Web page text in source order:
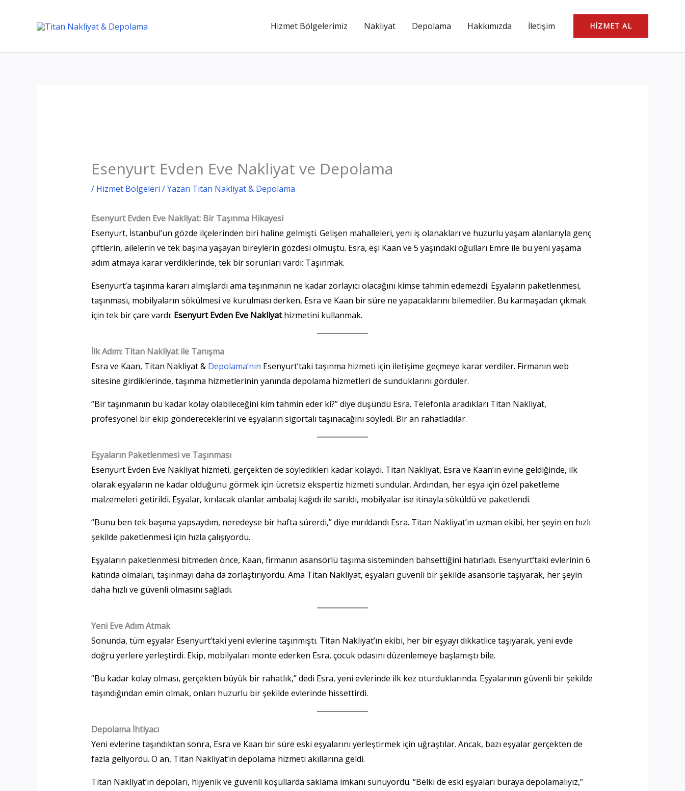
Hizmet Bölgelerimiz Nakliyat Depolama Hakkımızda İletişim HIZMET AL
Esenyurt Evden Eve Nakliyat ve Depolama
/ Hizmet Bölgeleri / Yazan Titan Nakliyat & Depolama
Esenyurt Evden Eve Nakliyat: Bir Taşınma Hikayesi
Esenyurt, İstanbul’un gözde ilçelerinden biri haline gelmişti. Gelişen mahalleleri, yeni iş olanakları ve huzurlu yaşam alanlarıyla genç
çiftlerin, ailelerin ve tek başına yaşayan bireylerin gözdesi olmuştu. Esra, eşi Kaan ve 5 yaşındaki oğulları Emre ile bu yeni yaşama
adım atmaya karar verdiklerinde, tek bir sorunları vardı: Taşınmak.
Esenyurt’a taşınma kararı almışlardı ama taşınmanın ne kadar zorlayıcı olacağını kimse tahmin edemezdi. Eşyaların paketlenmesi,
taşınması, mobilyaların sökülmesi ve kurulması derken, Esra ve Kaan bir süre ne yapacaklarını bilemediler. Bu karmaşadan çıkmak
için tek bir çare vardı: Esenyurt Evden Eve Nakliyathizmetini kullanmak.
İlk Adım: Titan Nakliyat ile Tanışma
Esra ve Kaan, Titan Nakliyat & Depolama’nın Esenyurt’taki taşınma hizmeti için iletişime geçmeye karar verdiler. Firmanın web
sitesine girdiklerinde, taşınma hizmetlerinin yanında depolama hizmetleri de sunduklarını gördüler.
“Bir taşınmanın bu kadar kolay olabileceğini kim tahmin eder ki?” diye düşündü Esra. Telefonla aradıkları Titan Nakliyat,
profesyonel bir ekip göndereceklerini ve eşyaların sigortalı taşınacağını söyledi. Bir an rahatladılar.
Eşyaların Paketlenmesi ve Taşınması
Esenyurt Evden Eve Nakliyat hizmeti, gerçekten de söyledikleri kadar kolaydı. Titan Nakliyat, Esra ve Kaan’ın evine geldiğinde, ilk
olarak eşyaların ne kadar olduğunu görmek için ücretsiz ekspertiz hizmeti sundular. Ardından, her eşya için özel paketleme
malzemeleri getirildi. Eşyalar, kırılacak olanlar ambalaj kağıdı ile sarıldı, mobilyalar ise itinayla söküldü ve paketlendi.
“Bunu ben tek başıma yapsaydım, neredeyse bir hafta sürerdi,” diye mırıldandı Esra. Titan Nakliyat’ın uzman ekibi, her şeyin en hızlı
şekilde paketlenmesi için hızla çalışıyordu.
Eşyaların paketlenmesi bitmeden önce, Kaan, firmanın asansörlü taşıma sisteminden bahsettiğini hatırladı. Esenyurt’taki evlerinin 6.
katında olmaları, taşınmayı daha da zorlaştırıyordu. Ama Titan Nakliyat, eşyaları güvenli bir şekilde asansörle taşıyarak, her şeyin
daha hızlı ve güvenli olmasını sağladı.
Yeni Eve Adım Atmak
Sonunda, tüm eşyalar Esenyurt’taki yeni evlerine taşınmıştı. Titan Nakliyat’ın ekibi, her bir eşyayı dikkatlice taşıyarak, yeni evde
doğru yerlere yerleştirdi. Ekip, mobilyaları monte ederken Esra, çocuk odasını düzenlemeye başlamıştı bile.
“Bu kadar kolay olması, gerçekten büyük bir rahatlık,” dedi Esra, yeni evlerinde ilk kez oturduklarında. Eşyalarının güvenli bir şekilde
taşındığından emin olmak, onları huzurlu bir şekilde evlerinde hissettirdi.
Depolama İhtiyacı
Yeni evlerine taşındıktan sonra, Esra ve Kaan bir süre eski eşyalarını yerleştirmek için uğraştılar. Ancak, bazı eşyalar gerçekten de
fazla geliyordu. O an, Titan Nakliyat’ın depolama hizmeti akıllarına geldi.
Titan Nakliyat’ın depoları, hijyenik ve güvenli koşullarda saklama imkanı sunuyordu. “Belki de eski eşyaları buraya depolamalıyız,”